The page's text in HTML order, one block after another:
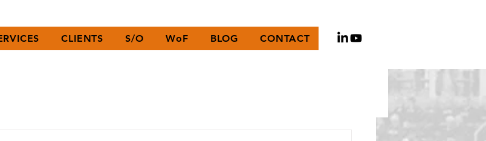
CLIENTS S/O WoF BLOG CONTACT